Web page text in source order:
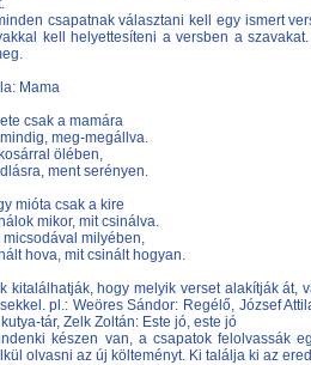
csapatnak választani kell egy ismert
kell helyettesíteni a versben a
Mama
csak a mamára
meg-megállva.
ölében,
ment serényen.
mióta csak a kire
mikor, mit csinálva.
milyében,
hova, mit csinált hogyan.
kitalálhatják, hogy melyik verset alakítják át,
pl.: Weöres Sándor: Regélő, József
tár, Zelk Zoltán: Este jó, este jó
készen van, a csapatok felolvassák
olvasni az új költeményt. Ki találja ki az